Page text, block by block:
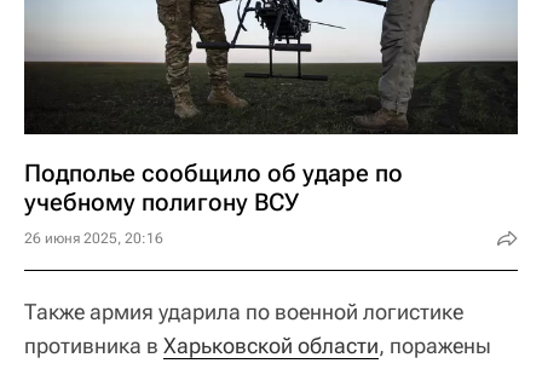
Подполье сообщило об ударе по
учебному полигону ВСУ
26 июня 2025, 20:16
Также армия ударила по военной логистике
противника в Харьковской области, поражены